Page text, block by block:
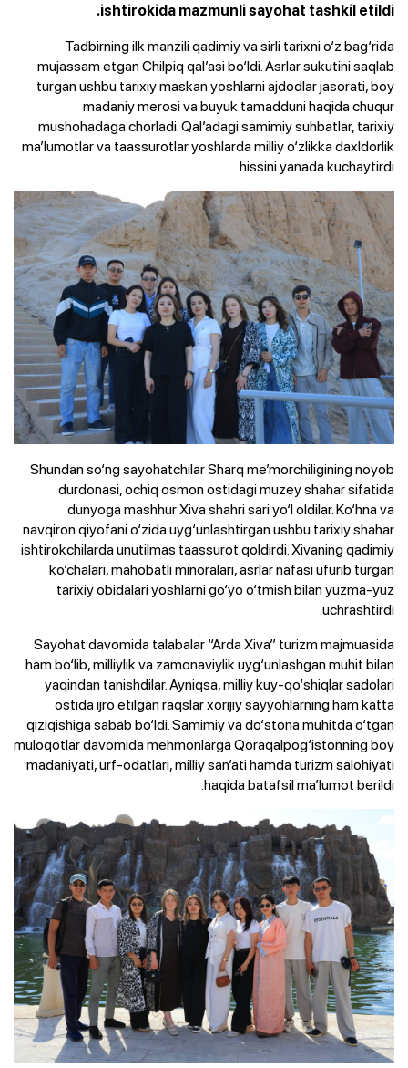
ishtirokida mazmunli sayohat tashkil etildi.
Tadbirning ilk manzili qadimiy va sirli tarixni o‘z bag‘rida
mujassam etgan Chilpiq qal’asi bo‘ldi. Asrlar sukutini saqlab
turgan ushbu tarixiy maskan yoshlarni ajdodlar jasorati, boy
madaniy merosi va buyuk tamadduni haqida chuqur
mushohadaga chorladi. Qal’adagi samimiy suhbatlar, tarixiy
ma’lumotlar va taassurotlar yoshlarda milliy o‘zlikka daxldorlik
hissini yanada kuchaytirdi.
Shundan so‘ng sayohatchilar Sharq me’morchiligining noyob
durdonasi, ochiq osmon ostidagi muzey shahar sifatida
dunyoga mashhur Xiva shahri sari yo‘l oldilar. Ko‘hna va
navqiron qiyofani o‘zida uyg‘unlashtirgan ushbu tarixiy shahar
ishtirokchilarda unutilmas taassurot qoldirdi. Xivaning qadimiy
ko‘chalari, mahobatli minoralari, asrlar nafasi ufurib turgan
tarixiy obidalari yoshlarni go‘yo o‘tmish bilan yuzma-yuz
uchrashtirdi.
Sayohat davomida talabalar “Arda Xiva” turizm majmuasida
ham bo‘lib, milliylik va zamonaviylik uyg‘unlashgan muhit bilan
yaqindan tanishdilar. Ayniqsa, milliy kuy-qo‘shiqlar sadolari
ostida ijro etilgan raqslar xorijiy sayyohlarning ham katta
qiziqishiga sabab bo‘ldi. Samimiy va do‘stona muhitda o‘tgan
muloqotlar davomida mehmonlarga Qoraqalpog‘istonning boy
madaniyati, urf-odatlari, milliy san’ati hamda turizm salohiyati
haqida batafsil ma’lumot berildi.